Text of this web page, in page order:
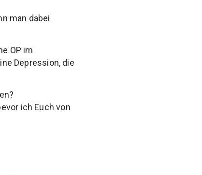
man dabei
OP im
Depression, die
ich Euch von